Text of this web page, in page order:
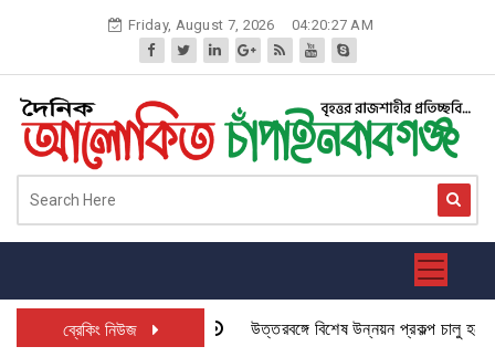
Friday, August 7, 2026 04:20:28 AM
ব্রেকিং নিউজ উত্তরবঙ্গে বিশেষ উন্নয়ন প্রকল্প চালু হতে